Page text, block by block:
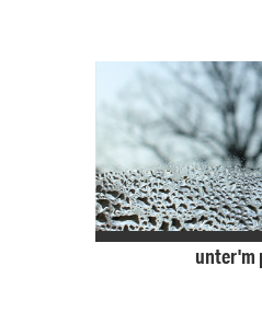
unter'm